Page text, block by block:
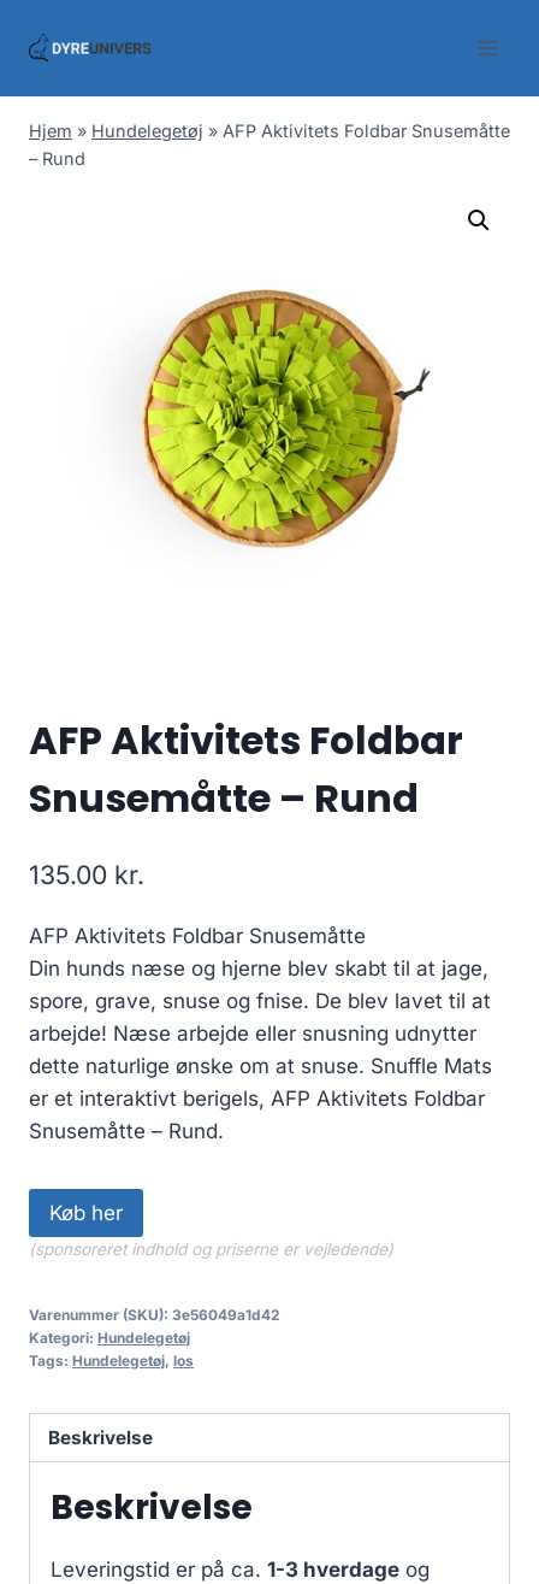
Hjem » Hundelegetøj » AFP Aktivitets Foldbar Snusemåtte
– Rund
AFP Aktivitets Foldbar
Snusemåtte – Rund
135.00 kr.
AFP Aktivitets Foldbar Snusemåtte
Din hunds næse og hjerne blev skabt til at jage,
spore, grave, snuse og fnise. De blev lavet til at
arbejde! Næse arbejde eller snusning udnytter
dette naturlige ønske om at snuse. Snuffle Mats
er et interaktivt berigels, AFP Aktivitets Foldbar
Snusemåtte – Rund.
Køb her
(sponsoreret indhold og priserne er vejledende)
Varenummer (SKU): 3e56049a1d42
Kategori: Hundelegetøj
Tags: Hundelegetøj, los
Beskrivelse
Beskrivelse
Leveringstid er på ca. 1-3 hverdage og